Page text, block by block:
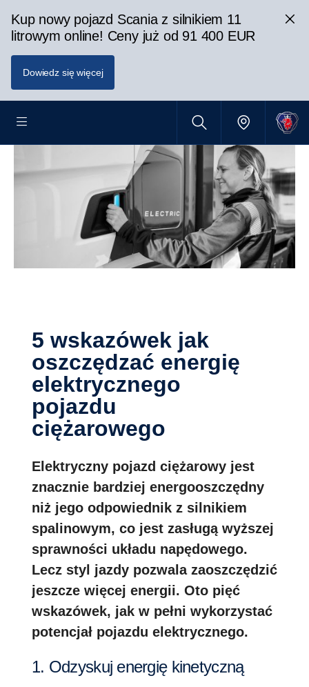
Kup nowy pojazd Scania z silnikiem 11
litrowym online! Ceny już od 91 400 EUR
Dowiedz się więcej
5 wskazówek jak
oszczędzać energię
elektrycznego
pojazdu
ciężarowego
Elektryczny pojazd ciężarowy jest
znacznie bardziej energooszczędny
niż jego odpowiednik z silnikiem
spalinowym, co jest zasługą wyższej
sprawności układu napędowego.
Lecz styl jazdy pozwala zaoszczędzić
jeszcze więcej energii. Oto pięć
wskazówek, jak w pełni wykorzystać
potencjał pojazdu elektrycznego.
1. Odzyskuj energię kinetyczną